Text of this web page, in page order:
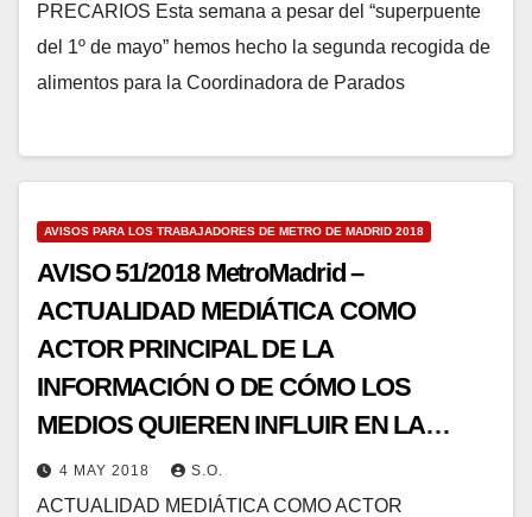
PRECARIOS Esta semana a pesar del “superpuente
del 1º de mayo” hemos hecho la segunda recogida de
alimentos para la Coordinadora de Parados
AVISOS PARA LOS TRABAJADORES DE METRO DE MADRID 2018
AVISO 51/2018 MetroMadrid –
ACTUALIDAD MEDIÁTICA COMO
ACTOR PRINCIPAL DE LA
INFORMACIÓN O DE CÓMO LOS
MEDIOS QUIEREN INFLUIR EN LA
ACCIÓN SINDICAL
4 MAY 2018 S.O.
ACTUALIDAD MEDIÁTICA COMO ACTOR